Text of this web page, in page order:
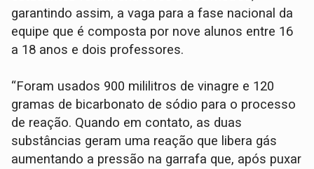
garantindo assim, a vaga para a fase nacional da
equipe que é composta por nove alunos entre 16
a 18 anos e dois professores.
“Foram usados 900 mililitros de vinagre e 120
gramas de bicarbonato de sódio para o processo
de reação. Quando em contato, as duas
substâncias geram uma reação que libera gás
aumentando a pressão na garrafa que, após puxar